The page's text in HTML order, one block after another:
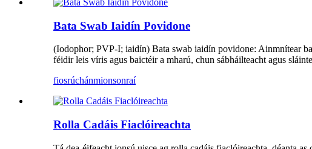
Bata Swab Iaidín Povidone
(Iodophor; PVP-I; iaidín) Bata swab iaidín povidone: Ainmnítear
féidir leis víris agus baictéir a mharú, chun sábháilteacht agus
fiosrúchánmionsonraí
Rolla Cadáis Fiaclóireachta